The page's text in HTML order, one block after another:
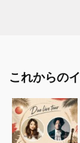
これからの